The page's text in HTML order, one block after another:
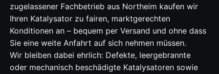
zugelassener Fachbetrieb aus Northeim kaufen wir
Ihren Katalysator zu fairen, marktgerechten
Konditionen an – bequem per Versand und ohne dass
Sie eine weite Anfahrt auf sich nehmen müssen.
Wir bleiben dabei ehrlich: Defekte, leergebrannte
oder mechanisch beschädigte Katalysatoren sowie